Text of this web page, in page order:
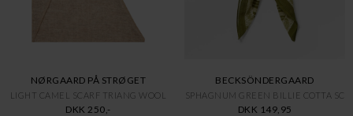
NØRGAARD PÅ STRØGET
LIGHT CAMEL SCARF TRIANG WOOL
DKK 250,-
BECKSÖNDERGAARD
SPHAGNUM GREEN BILLIE COTTA SC
DKK 149,95